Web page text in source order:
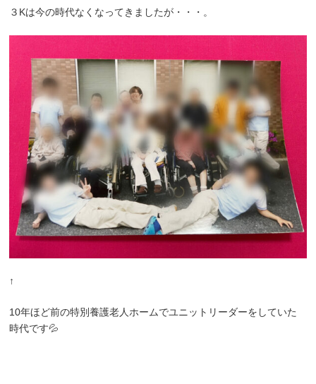
３Kは今の時代なくなってきましたが・・・。
↑
10年ほど前の特別養護老人ホームでユニットリーダーをしていた
時代です💦